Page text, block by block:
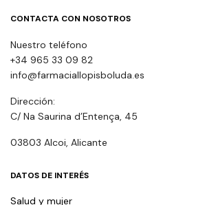
CONTACTA CON NOSOTROS
Nuestro teléfono
+34 965 33 09 82
info@farmaciallopisboluda.es
Dirección:
C/ Na Saurina d’Entença, 45
03803 Alcoi, Alicante
DATOS DE INTERÉS
Salud y mujer